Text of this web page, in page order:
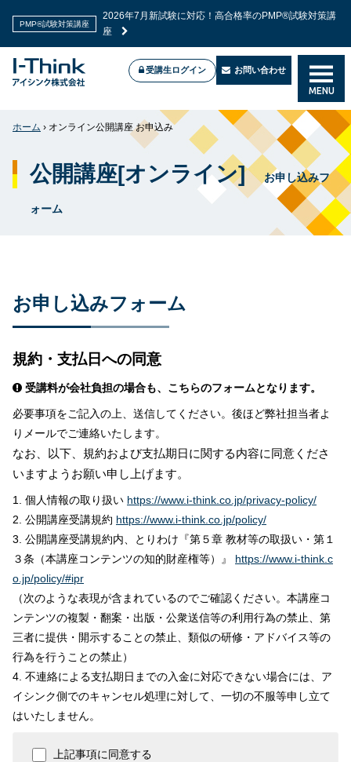
PMP®試験対策講座
2026年7月新試験に対応！高合格率のPMP®試験対策講
座
受講生ログイン お問い合わせ
MENU
公開講座[オンライン] お申し込みフ
ォーム
ホーム › オンライン公開講座 お申込み
お申し込みフォーム
規約・支払日への同意
受講料が会社負担の場合も、こちらのフォームとなります。
必要事項をご記入の上、送信してください。後ほど弊社担当者よ
りメールでご連絡いたします。
なお、以下、規約および支払期日に関する内容に同意くださ
いますようお願い申し上げます。
1. 個人情報の取り扱い https://www.i-think.co.jp/privacy-policy/
2. 公開講座受講規約 https://www.i-think.co.jp/policy/
3. 公開講座受講規約内、とりわけ『第５章 教材等の取扱い・第１
３条（本講座コンテンツの知的財産権等）』 https://www.i-think.c
o.jp/policy/#ipr
（次のような表現が含まれているのでご確認ください。本講座コ
ンテンツの複製・翻案・出版・公衆送信等の利用行為の禁止、第
三者に提供・開示することの禁止、類似の研修・アドバイス等の
行為を行うことの禁止）
4. 不連絡による支払期日までの入金に対応できない場合には、ア
イシンク側でのキャンセル処理に対して、一切の不服等申し立て
はいたしません。
上記事項に同意する